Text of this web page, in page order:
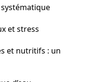
et stress
et nutritifs : un